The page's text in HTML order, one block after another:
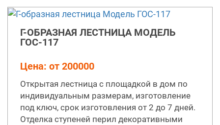
Г-ОБРАЗНАЯ ЛЕСТНИЦА МОДЕЛЬ
ГОС-117
Цена: от 200000
Открытая лестница с площадкой в дом по
индивидуальным размерам, изготовление
под ключ, срок изготовления от 2 до 7 дней.
Отделка ступеней перил декоративными